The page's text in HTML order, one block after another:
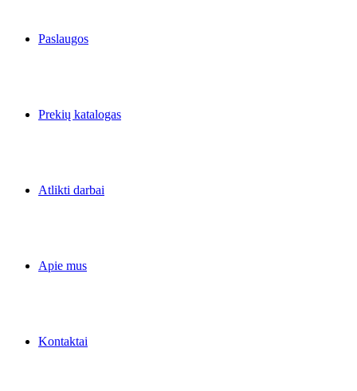
Paslaugos
Prekių katalogas
Atlikti darbai
Apie mus
Kontaktai